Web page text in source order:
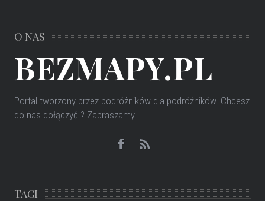
O NAS
BEZMAPY.PL
Portal tworzony przez podróżników dla podróżników. Chcesz
do nas dołączyć ? Zapraszamy.
TAGI